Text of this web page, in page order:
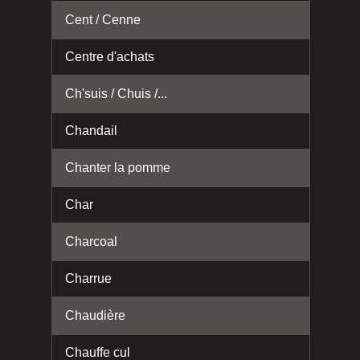
Cent / Cenne
Centre d'achats
Ch'suis / Chuis /...
Chandail
Chanter la pomme
Char
Charcoal
Charrue
Chaudière
Chauffe cul